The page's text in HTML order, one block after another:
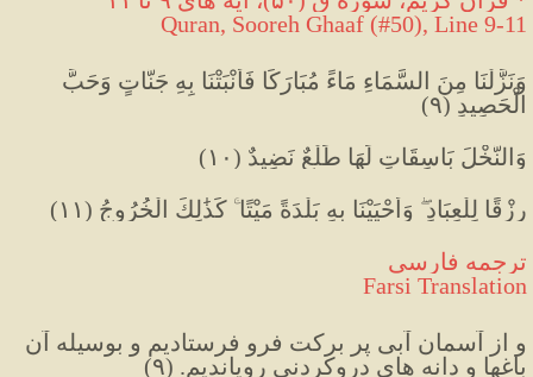
Quran, Sooreh Ghaaf (#50), Line 9-11
الْحَصِيدِ (٩)
وَالنَّخْلَ بَاسِقَاتٍ لَهَا طَلْعٌ نَضِيدٌ (١٠)
رِزْقًا لِلْعِبَادِ ۖ وَأَحْيَيْنَا بِهِ بَلْدَةً مَيْتًا ۚ كَذَٰلِكَ الْخُرُوجُ (١١)
ترجمه فارسی
Farsi Translation
باغها و دانه های دروکردنی رویاندیم. (۹)